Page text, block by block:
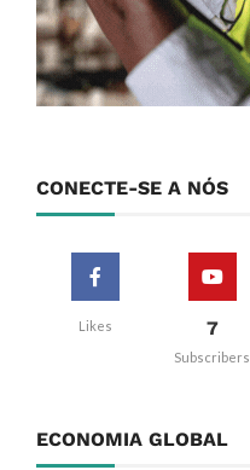
CONECTE-SE A NÓS
Likes 7
Subscribers
ECONOMIA GLOBAL